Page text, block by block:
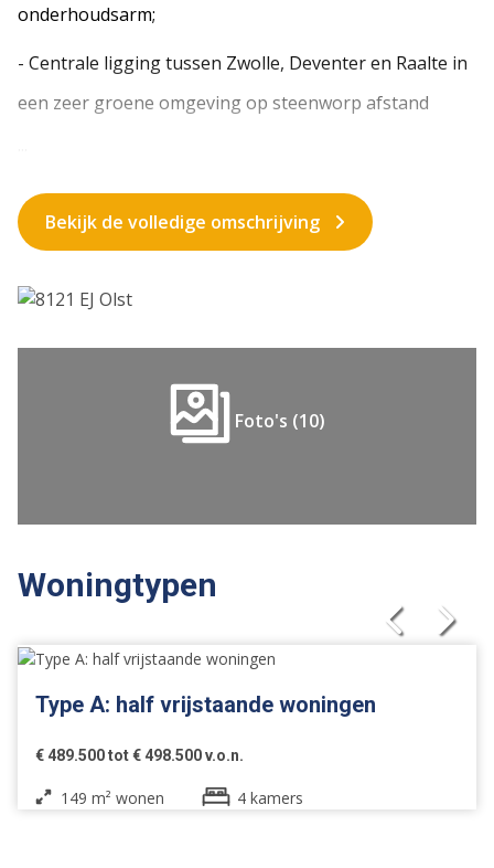
onderhoudsarm;
- Centrale ligging tussen Zwolle, Deventer en Raalte in
een zeer groene omgeving op steenworp afstand
Bekijk de volledige omschrijving
Foto's (10)
Woningtypen
Type A: half vrijstaande woningen
€ 489.500 tot € 498.500 v.o.n.
149 m² wonen 4 kamers